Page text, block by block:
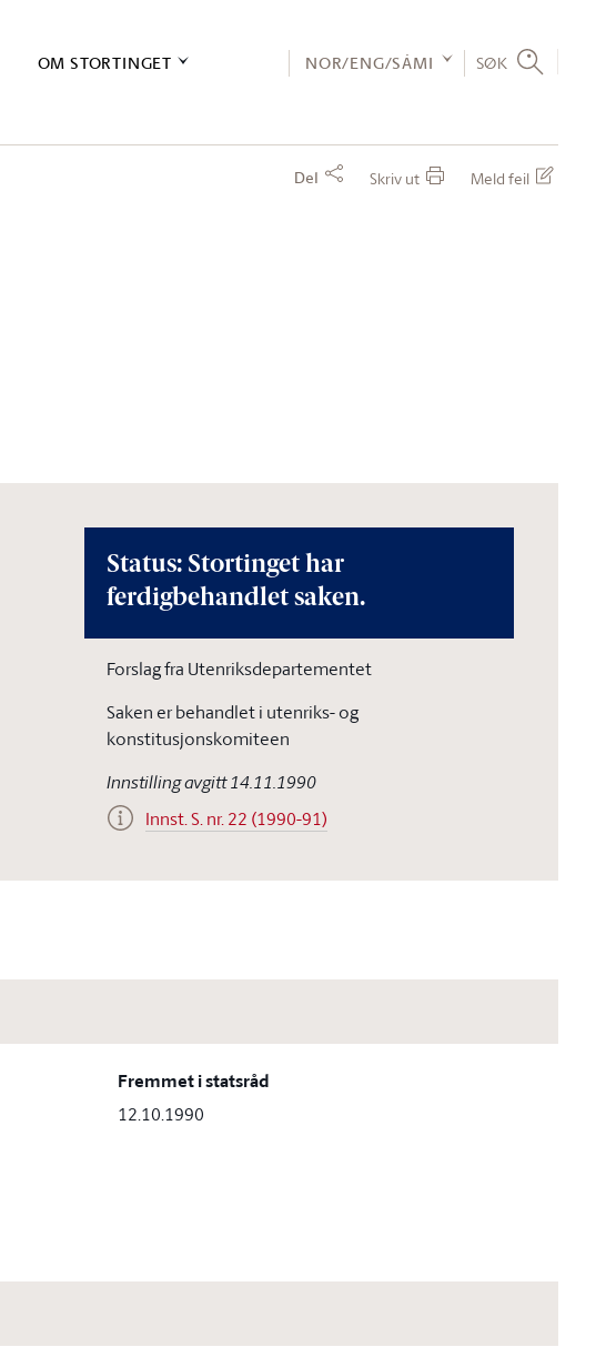
OM STORTINGET NOR/ENG/SÁMI SØK
Del Skriv ut Meld feil
Status: Stortinget har
ferdigbehandlet saken.
Forslag fra Utenriksdepartementet
Saken er behandlet i utenriks- og
konstitusjonskomiteen
Innstilling avgitt 14.11.1990
Innst. S. nr. 22 (1990-91)
Fremmet i statsråd
12.10.1990